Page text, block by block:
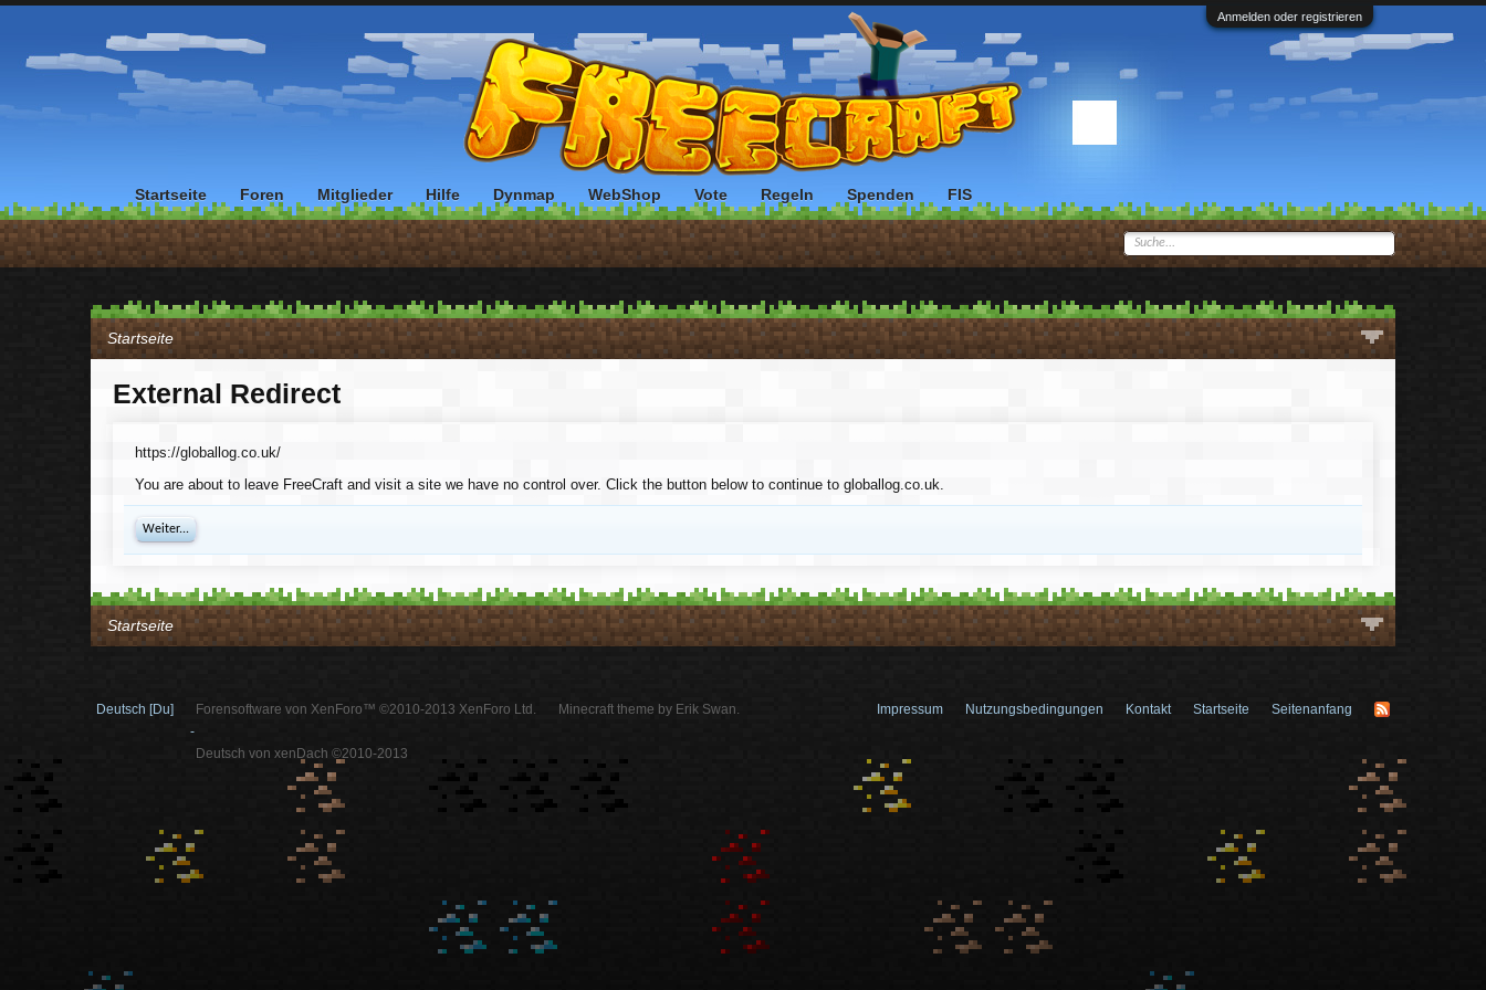
Anmelden oder registrieren
Startseite
External Redirect
https://globallog.co.uk/
You are about to leave FreeCraft and visit a site we have no control over. Click the button below to continue to globallog.co.uk.
Weiter...
Startseite
Startseite Foren Mitglieder Hilfe Dynmap WebShop Vote Regeln Spenden FIS
Deutsch [Du]
Forensoftware von XenForo™ ©2010-2013 XenForo Ltd.
-
Deutsch von xenDach ©2010-2013
Minecraft theme by Erik Swan. Impressum Nutzungsbedingungen Kontakt Startseite Seitenanfang